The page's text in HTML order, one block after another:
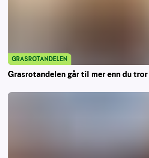
Grasrotandelen går til mer enn du tror
GRASROTANDELEN